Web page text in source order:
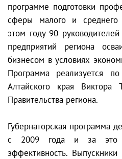
программе подготовки
сферы малого и среднего
этом году 90
предприятий региона
бизнесом в условиях
Программа реализуется
Алтайского края
Правительства региона.
Губернаторская программа
с 2009 года и за это
эффективность.